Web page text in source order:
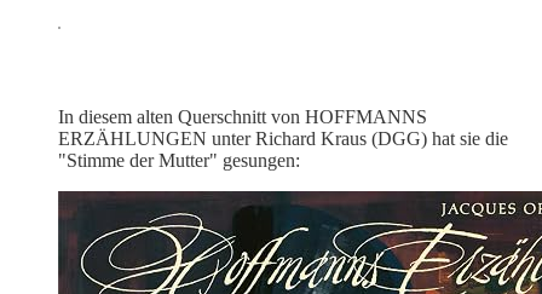
In diesem alten Querschnitt von HOFFMANNS
ERZÄHLUNGEN unter Richard Kraus (DGG) hat sie die
"Stimme der Mutter" gesungen: